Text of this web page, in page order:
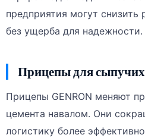
предприятия могут снизить
без ущерба для надежности.
Прицепы для
Прицепы GENRON меняют
цемента навалом. Они
логистику более